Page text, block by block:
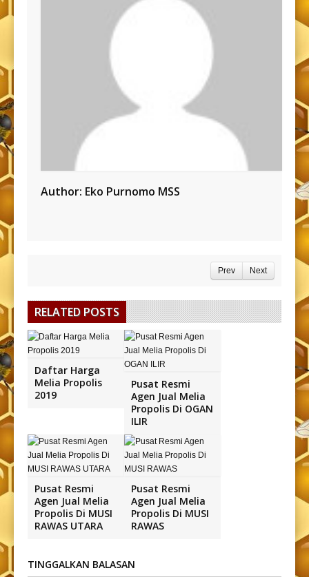
Author: Eko Purnomo MSS
Prev Next
RELATED POSTS
Daftar Harga
Melia Propolis
2019
Pusat Resmi
Agen Jual Melia
Propolis Di OGAN
ILIR
Pusat Resmi
Agen Jual Melia
Propolis Di MUSI
RAWAS UTARA
Pusat Resmi
Agen Jual Melia
Propolis Di MUSI
RAWAS
TINGGALKAN BALASAN